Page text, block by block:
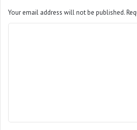
Your email address will not be published.